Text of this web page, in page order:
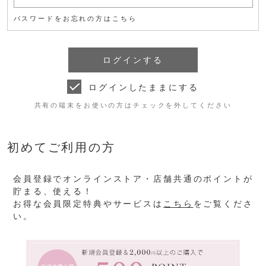
パスワードをお忘れの方はこちら
ログインしたままにする
共有の端末をお使いの方はチェックを外してください
初めてご利用の方
会員登録でオンラインストア・店舗共通のポイントが
貯まる、使える！
お得な会員限定特典やサービスは こちら をご覧くださ
い。